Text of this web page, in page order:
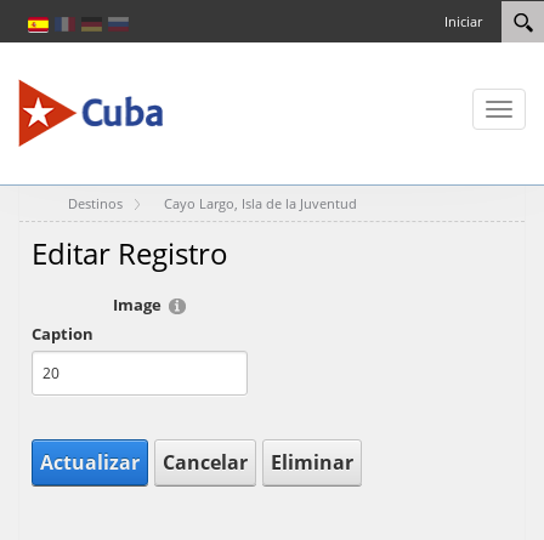
Iniciar
Toggle
Destinos Cayo Largo, Isla de la Juventud
Editar Registro
Image
Caption
Actualizar Cancelar Eliminar